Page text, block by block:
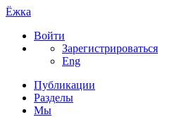
Ёжка
Войти
Зарегистрироваться
Eng
Публикации
Разделы
Мы